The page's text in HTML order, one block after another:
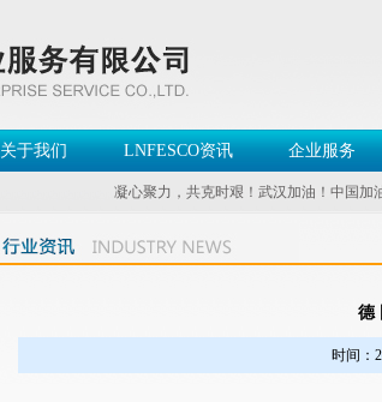
关于我们 LNFESCO资讯 企业服务
凝心聚力，共克时艰！武汉加油！中国加
德
时间：